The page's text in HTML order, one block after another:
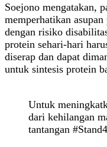
Soejono mengatakan,
memperhatikan
dengan risiko
protein sehari-hari
diserap dan dapat
untuk sintesis protein
Untuk
dari kehilangan
tantangan